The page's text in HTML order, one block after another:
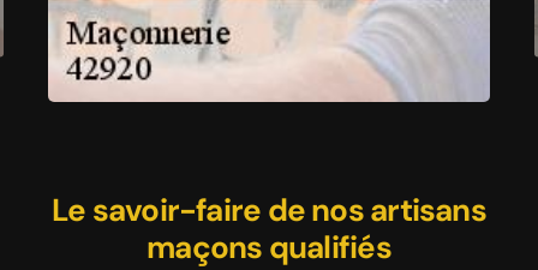
Le savoir-faire de nos artisans
maçons qualifiés
Notre savoir-faire en
réparation d’escalier
Réalisation de chape par
l’entreprise de maçonnerie